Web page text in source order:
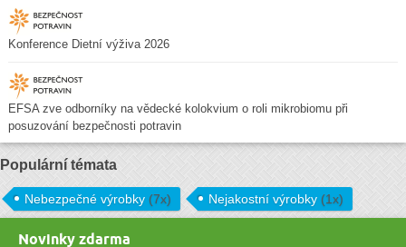
Konference Dietní výživa 2026
EFSA zve odborníky na vědecké kolokvium o roli mikrobiomu při
posuzování bezpečnosti potravin
Populární témata
Nebezpečné výrobky (7x) Nejakostní výrobky (1x)
Novinky zdarma